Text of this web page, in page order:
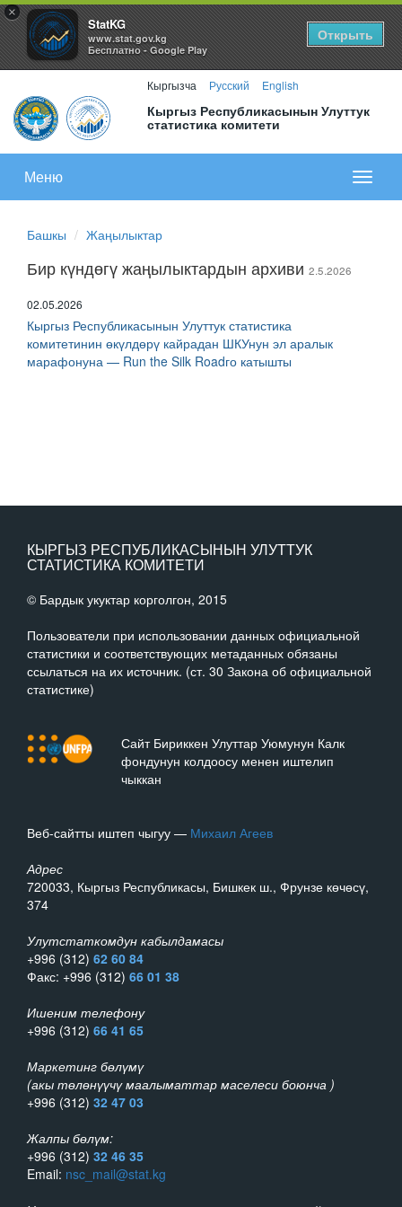
×
StatKG
www.stat.gov.kg
Бесплатно - Google Play
Открыть
Кыргызча Русский English
Кыргыз Республикасынын Улуттук
статистика комитети
меню
Меню
Башкы Жаңылыктар
Бир күндөгү жаңылыктардын архиви 2.5.2026
02.05.2026
Кыргыз Республикасынын Улуттук статистика
комитетинин өкүлдөрү кайрадан ШКУнун эл аралык
марафонуна — Run the Silk Roadго катышты
КЫРГЫЗ РЕСПУБЛИКАСЫНЫН УЛУТТУК
СТАТИСТИКА КОМИТЕТИ
© Бардык укуктар корголгон, 2015
Пользователи при использовании данных официальной
статистики и соответствующих метаданных обязаны
ссылаться на их источник. (ст. 30 Закона об официальной
статистике)
Сайт Бириккен Улуттар Уюмунун Калк
фондунун колдоосу менен иштелип
чыккан
Веб-сайтты иштеп чыгуу — Михаил Агеев
Адрес
720033, Кыргыз Республикасы, Бишкек ш., Фрунзе көчөсү,
374
Улутстаткомдун кабылдамасы
+996 (312) 62 60 84
Факс: +996 (312) 66 01 38
Ишеним телефону
+996 (312) 66 41 65
Маркетинг бөлүмү
(акы төлөнүүчү маалыматтар маселеси боюнча )
+996 (312) 32 47 03
Жалпы бөлүм:
+996 (312) 32 46 35
Email: nsc_mail@stat.kg